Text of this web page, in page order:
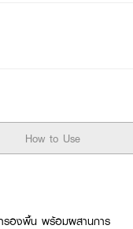
How to Use
รองพื้น พร้อมผสานการ